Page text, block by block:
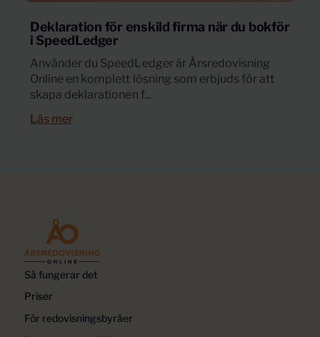
Deklaration för enskild firma när du bokför
i SpeedLedger
Använder du SpeedLedger är Årsredovisning
Online en komplett lösning som erbjuds för att
skapa deklarationen f...
Läs mer
Så fungerar det
Priser
För redovisningsbyråer